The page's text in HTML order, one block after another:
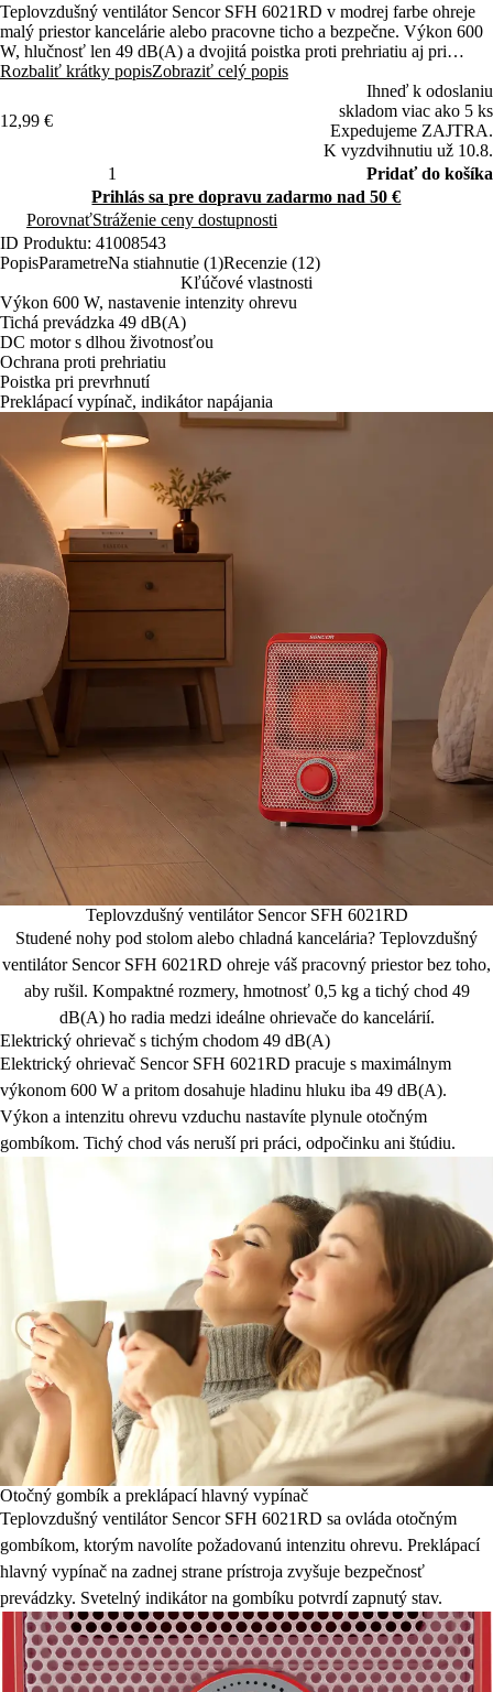
Teplovzdušný ventilátor Sencor SFH 6021RD v modrej farbe ohreje
malý priestor kancelárie alebo pracovne ticho a bezpečne. Výkon 600
W, hlučnosť len 49 dB(A) a dvojitá poistka proti prehriatiu aj pri
prevrhnutí zaistí spoľahlivú prevádzku.
Rozbaliť krátky popisZobraziť celý popis
12,99 €
Ihneď k odoslaniu
skladom viac ako 5 ks
Expedujeme ZAJTRA.
K vyzdvihnutiu už 10.8.
Pridať do košíka
Prihlás sa pre dopravu zadarmo nad 50 €
PorovnaťStráženie ceny dostupnosti
ID Produktu: 41008543
PopisParametreNa stiahnutie (1)Recenzie (12)
Kľúčové vlastnosti
Výkon 600 W, nastavenie intenzity ohrevu
Tichá prevádzka 49 dB(A)
DC motor s dlhou životnosťou
Ochrana proti prehriatiu
Poistka pri prevrhnutí
Preklápací vypínač, indikátor napájania
Teplovzdušný ventilátor Sencor SFH 6021RD
Studené nohy pod stolom alebo chladná kancelária? Teplovzdušný
ventilátor Sencor SFH 6021RD ohreje váš pracovný priestor bez toho,
aby rušil. Kompaktné rozmery, hmotnosť 0,5 kg a tichý chod 49
dB(A) ho radia medzi ideálne ohrievače do kancelárií.
Elektrický ohrievač s tichým chodom 49 dB(A)
Elektrický ohrievač Sencor SFH 6021RD pracuje s maximálnym
výkonom 600 W a pritom dosahuje hladinu hluku iba 49 dB(A).
Výkon a intenzitu ohrevu vzduchu nastavíte plynule otočným
gombíkom. Tichý chod vás neruší pri práci, odpočinku ani štúdiu.
Otočný gombík a preklápací hlavný vypínač
Teplovzdušný ventilátor Sencor SFH 6021RD sa ovláda otočným
gombíkom, ktorým navolíte požadovanú intenzitu ohrevu. Preklápací
hlavný vypínač na zadnej strane prístroja zvyšuje bezpečnosť
prevádzky. Svetelný indikátor na gombíku potvrdí zapnutý stav.